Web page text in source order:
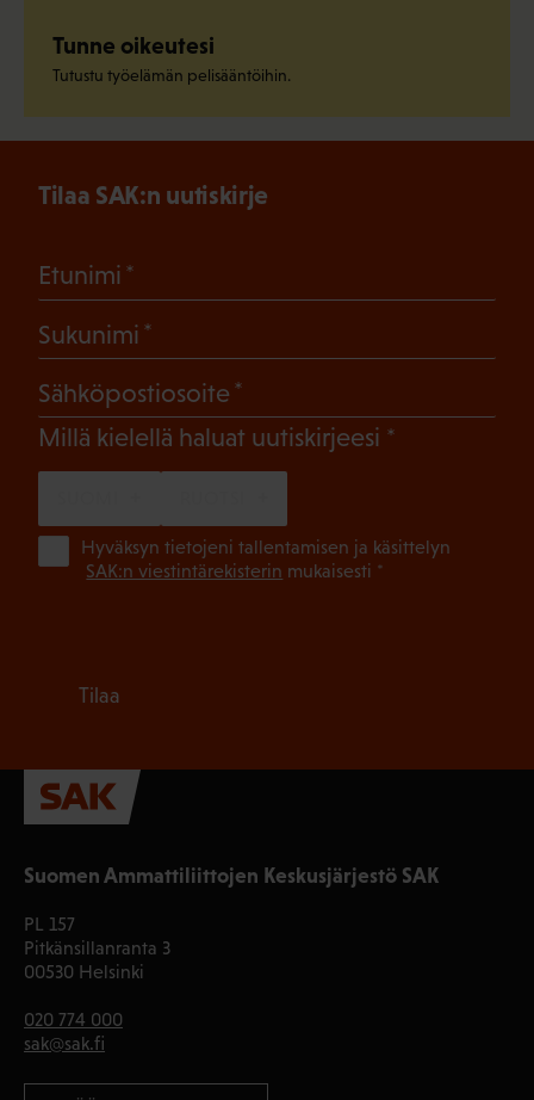
Tunne oikeutesi
Tutustu työelämän pelisääntöihin.
Suomen Ammattiliittojen Keskusjärjestö SAK
PL 157
Pitkänsillanranta 3
00530 Helsinki
020 774 000
sak@sak.fi
Tilaa SAK:n uutiskirje
Etunimi
Sukunimi
Sähköpostiosoite
Millä kielellä haluat uutiskirjeesi (Pakollinen)
Hyväksyn tietojeni tallentamisen ja käsittelyn
SAK:n viestintärekisterin mukaisesti *
Tilaa